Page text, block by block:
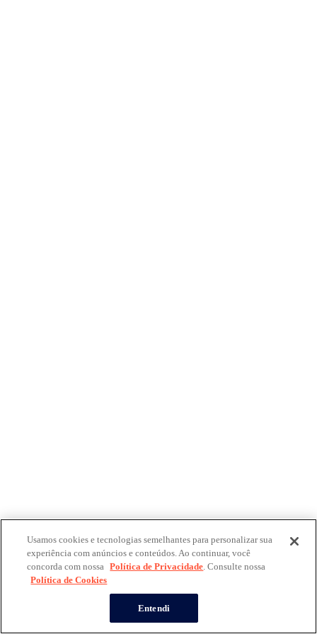
Usamos cookies e tecnologias semelhantes para personalizar sua
experiência com anúncios e conteúdos. Ao continuar, você
concorda com nossa Política de Privacidade. Consulte nossa
Política de Cookies
Entendi